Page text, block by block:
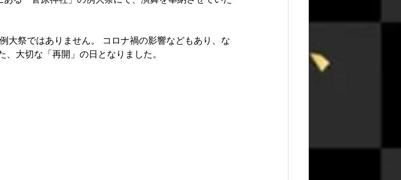
大祭ではありません。 コロナ禍の影響などもあり、な
大切な「再開」の日となりました。